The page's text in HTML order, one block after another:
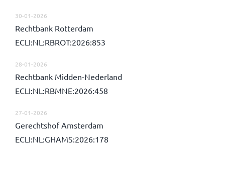
30-01-2026
Rechtbank Rotterdam
ECLI:NL:RBROT:2026:853
28-01-2026
Rechtbank Midden-Nederland
ECLI:NL:RBMNE:2026:458
27-01-2026
Gerechtshof Amsterdam
ECLI:NL:GHAMS:2026:178